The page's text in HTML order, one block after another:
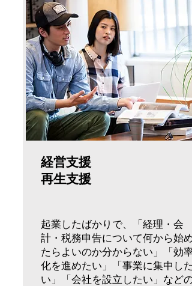
経営支援
再生支援
起業したばかりで、「経理・会
計・税務申告について何から始め
たらよいのか分からない」「効率
化を進めたい」「事業に集中した
い」「会社を設立したい」などの